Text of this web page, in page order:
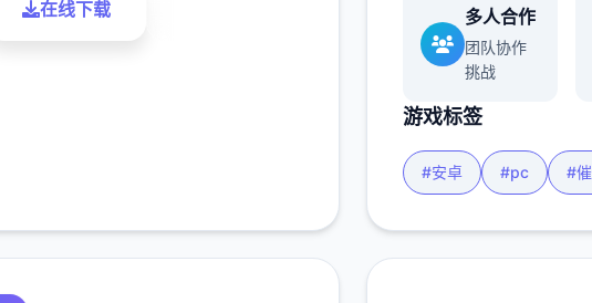
在线下载 多人合作
团队协作
挑战
游戏标签
#安卓 #pc #